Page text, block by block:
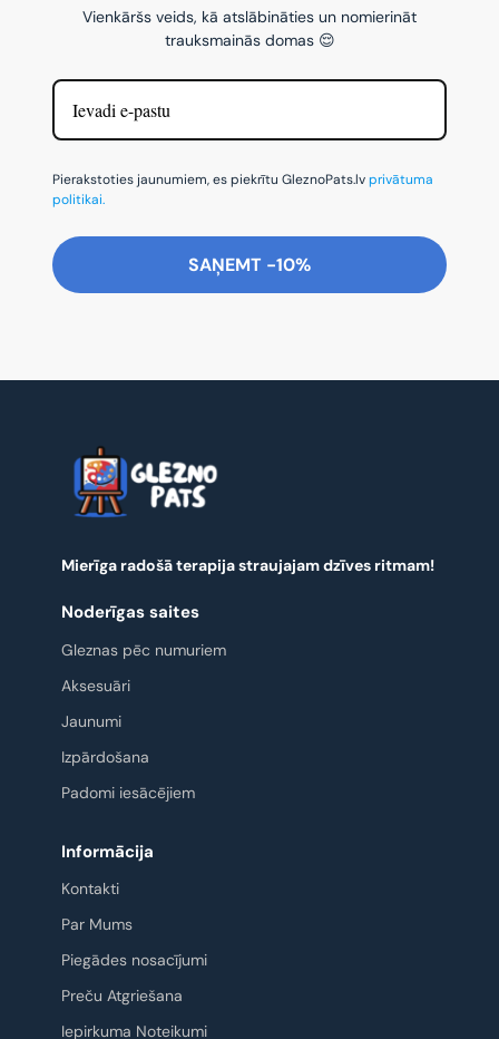
Vienkāršs veids, kā atslābināties un nomierināt
trauksmainās domas 😌
Pierakstoties jaunumiem, es piekrītu GleznoPats.lvprivātuma
politikai.
SAŅEMT -10%
Mierīga radošā terapija straujajam dzīves ritmam!
Noderīgas saites
Gleznas pēc numuriem
Aksesuāri
Jaunumi
Izpārdošana
Padomi iesācējiem
Informācija
Kontakti
Par Mums
Piegādes nosacījumi
Preču Atgriešana
Iepirkuma Noteikumi